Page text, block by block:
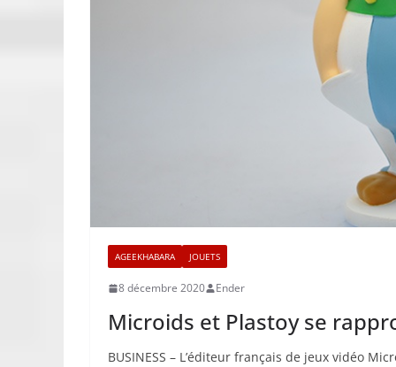
AGEEKHABARA JOUETS
8 décembre 2020 Ender
Microids et Plastoy se
BUSINESS – L’éditeur français de jeux vidéo